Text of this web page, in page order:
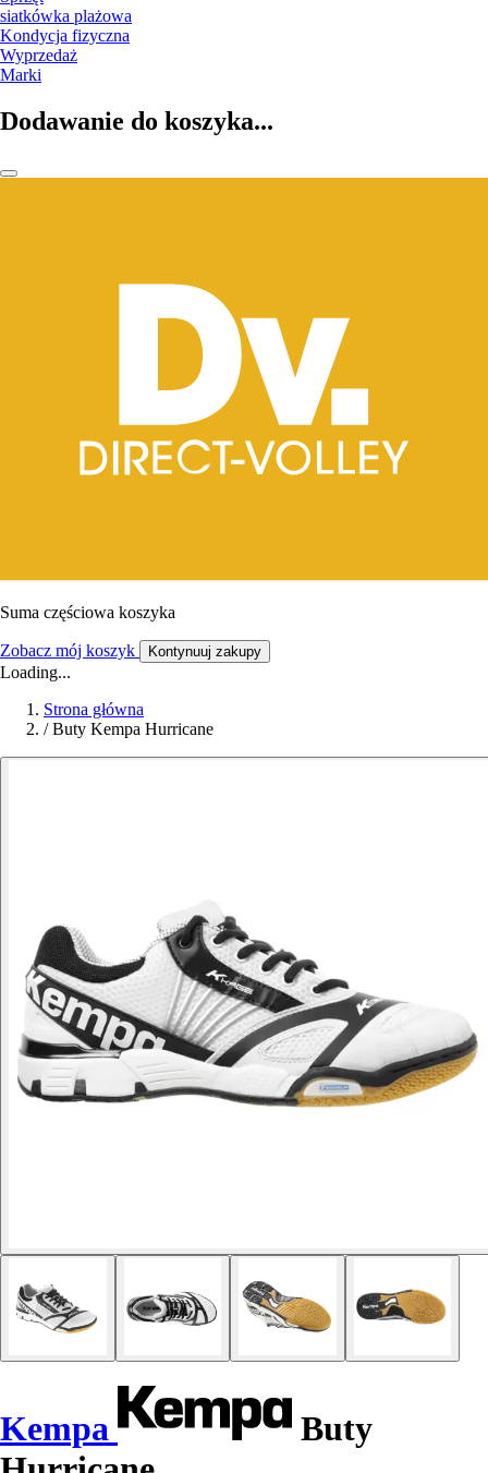
siatkówka plażowa
Kondycja fizyczna
Wyprzedaż
Marki
Dodawanie do koszyka...
Suma częściowa koszyka
Zobacz mój koszyk Kontynuuj zakupy
Loading...
Strona główna
/ Buty Kempa Hurricane
Kempa
Buty